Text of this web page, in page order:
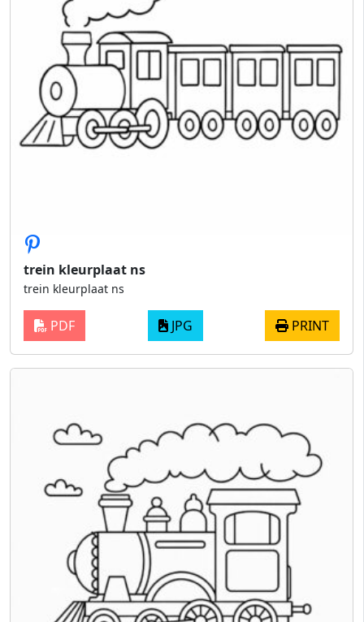
trein kleurplaat ns
trein kleurplaat ns
PDF JPG PRINT